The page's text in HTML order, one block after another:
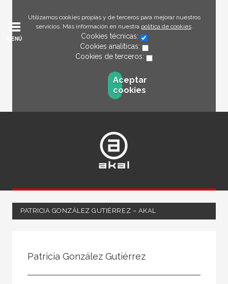
Utilizamos cookies propias y de terceros para mejorar nuestros
servicios. Más información en nuestra política de cookies.
Cookies técnicas:
Cookies analíticas:
Cookies de terceros:
Aceptar
cookies
MENÚ
PATRICIA GONZÁLEZ GUTIÉRREZ – AKAL
Patricia González Gutiérrez